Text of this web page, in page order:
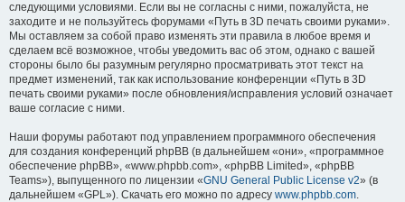
следующими условиями. Если вы не согласны с ними, пожалуйста, не
заходите и не пользуйтесь форумами «Путь в 3D печать своими руками».
Мы оставляем за собой право изменять эти правила в любое время и
сделаем всё возможное, чтобы уведомить вас об этом, однако с вашей
стороны было бы разумным регулярно просматривать этот текст на
предмет изменений, так как использование конференции «Путь в 3D
печать своими руками» после обновления/исправления условий означает
ваше согласие с ними.
Наши форумы работают под управлением программного обеспечения
для создания конференций phpBB (в дальнейшем «они», «программное
обеспечение phpBB», «www.phpbb.com», «phpBB Limited», «phpBB
Teams»), выпущенного по лицензии «GNU General Public License v2» (в
дальнейшем «GPL»). Скачать его можно по адресу www.phpbb.com.